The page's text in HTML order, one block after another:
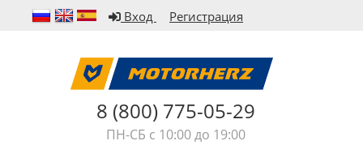
Вход Регистрация
8 (800) 775-05-29
ПН-СБ с 10:00 до 19:00